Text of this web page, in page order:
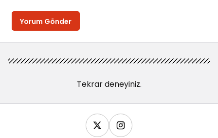
Yorum Gönder
Tekrar deneyiniz.